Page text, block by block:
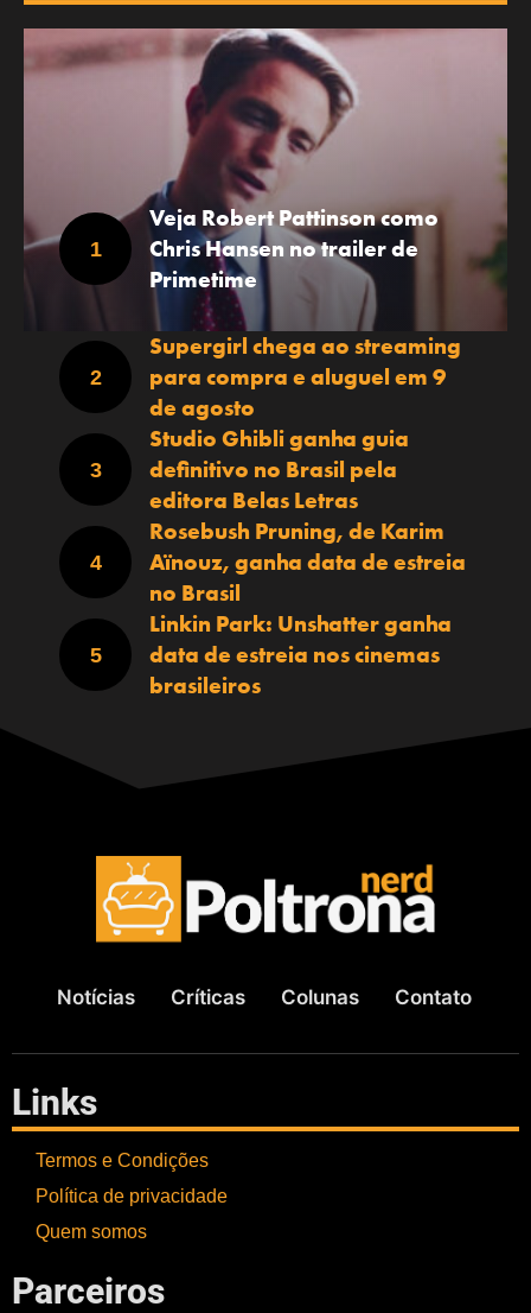
Veja Robert Pattinson como
Chris Hansen no trailer de
Primetime
Supergirl chega ao streaming
para compra e aluguel em 9
de agosto
Studio Ghibli ganha guia
definitivo no Brasil pela
editora Belas Letras
Rosebush Pruning, de Karim
Aïnouz, ganha data de estreia
no Brasil
Linkin Park: Unshatter ganha
data de estreia nos cinemas
brasileiros
Notícias Críticas Colunas Contato
Links
Termos e Condições
Política de privacidade
Quem somos
Parceiros